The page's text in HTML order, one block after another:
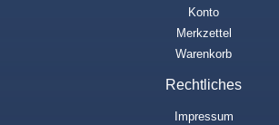
Konto
Merkzettel
Warenkorb
Rechtliches
Impressum